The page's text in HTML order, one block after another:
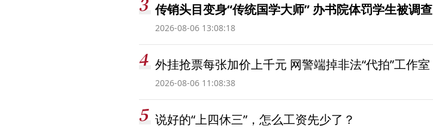
传销头目变身“传统国学大师” 办书院体罚学生被调查
2026-08-06 13:08:18
外挂抢票每张加价上千元 网警端掉非法“代拍”工作室
2026-08-06 11:08:38
说好的“上四休三”，怎么工资先少了？